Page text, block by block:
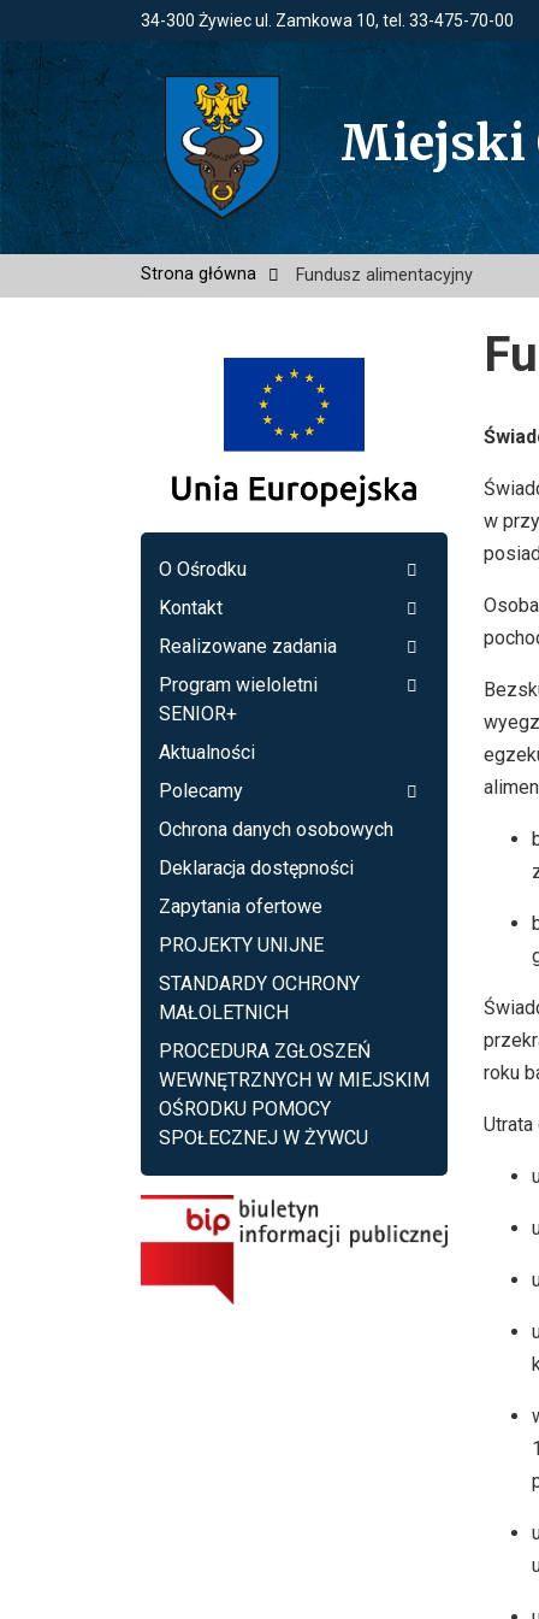
34-300 Żywiec ul. Zamkowa 10, tel. 33-475-70-00
Miejski
Strona główna Fundusz alimentacyjny
O Ośrodku
Kontakt
Realizowane zadania
Program wieloletni
SENIOR+
Aktualności
Polecamy
Ochrona danych osobowych
Deklaracja dostępności
Zapytania ofertowe
PROJEKTY UNIJNE
STANDARDY OCHRONY
MAŁOLETNICH
PROCEDURA ZGŁOSZEŃ
WEWNĘTRZNYCH W MIEJSKIM
OŚRODKU POMOCY
SPOŁECZNEJ W ŻYWCU
w
roku